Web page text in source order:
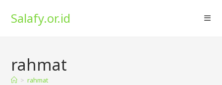
Salafy.or.id
rahmat
> rahmat